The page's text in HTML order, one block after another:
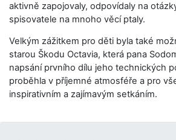
aktivně zapojovaly, odpovídaly na
spisovatele na mnoho věcí ptaly.
Velkým zážitkem pro děti byla také
starou Škodu Octavia, která pana
napsání prvního dílu jeho technických
proběhla v příjemné atmosféře a pro
inspirativním a zajímavým setkáním.